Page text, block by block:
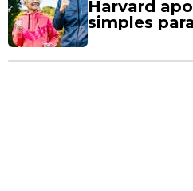
Harvard
simples